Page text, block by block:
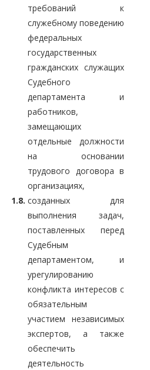
1.8.
требований к
служебному поведению
федеральных
государственных
гражданских служащих
Судебного
департамента и
работников,
замещающих
отдельные должности
на основании
трудового договора в
организациях,
созданных для
выполнения задач,
поставленных перед
Судебным
департаментом, и
урегулированию
конфликта интересов с
обязательным
участием независимых
экспертов, а также
обеспечить
деятельность